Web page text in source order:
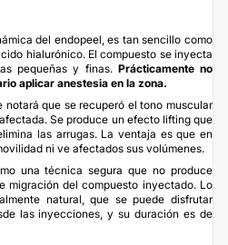
del endopeel, es tan sencillo como
hialurónico. El compuesto se inyecta
pequeñas y finas. Prácticamente no
aplicar anestesia en la zona.
que se recuperó el tono muscular
Se produce un efecto lifting que
las arrugas. La ventaja es que en
ni ve afectados sus volúmenes.
una técnica segura que no produce
migración del compuesto inyectado. Lo
natural, que se puede disfrutar
las inyecciones, y su duración es de